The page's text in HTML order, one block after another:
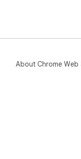
About Chrome Web